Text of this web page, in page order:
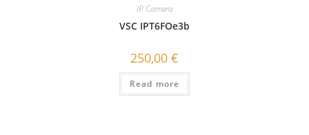
IP Camera
VSC IPT6FOe3b
250,00 €
Read more